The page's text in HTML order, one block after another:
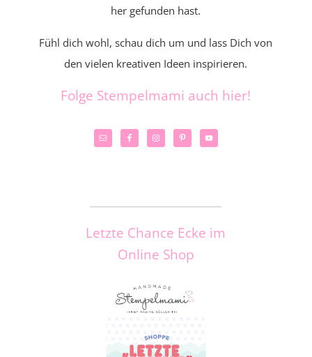
her gefunden hast.
Fühl dich wohl, schau dich um und lass Dich von
den vielen kreativen Ideen inspirieren.
Folge Stempelmami auch hier!
Letzte Chance Ecke im
Online Shop